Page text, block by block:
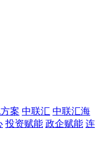
案 中联汇 中联汇海
投资赋能 政企赋能 连